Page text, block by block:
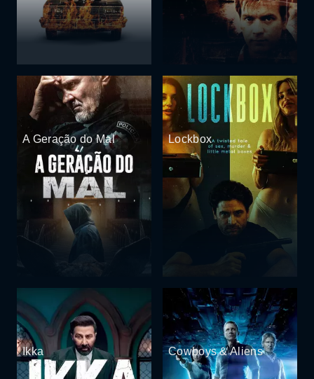
A Geração do Mal Lockbox
Ikka Cowboys & Aliens